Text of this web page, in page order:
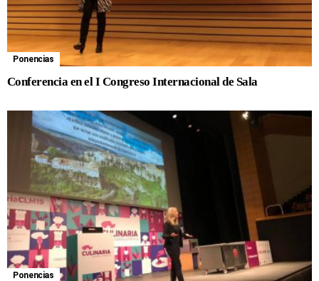
Ponencias
Conferencia en el I Congreso Internacional de Sala
Ponencias